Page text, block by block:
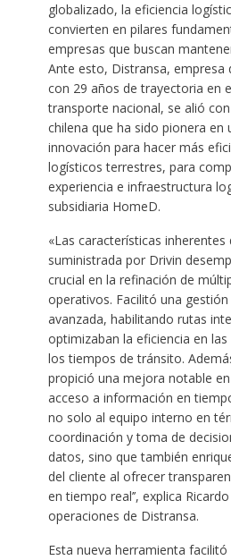
globalizado, la eficiencia
convierten en pilares
empresas que buscan
Ante esto, Distransa, empresa
con 29 años de trayectoria en
transporte nacional, se alió
chilena que ha sido pionera en
innovación para hacer más
logísticos terrestres, para
experiencia e infraestructura
subsidiaria HomeD.
«Las características
suministrada por Drivin
crucial en la refinación de
operativos. Facilitó una
avanzada, habilitando rutas
optimizaban la eficiencia en
los tiempos de tránsito.
propició una mejora notable
acceso a información en
no solo al equipo interno en
coordinación y toma de
datos, sino que también
del cliente al ofrecer
en tiempo real’’, explica
operaciones de Distransa.
Esta nueva herramienta